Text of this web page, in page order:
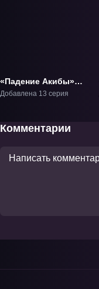
«Падение Акибы»
ТВ-1
Добавлена 13 серия
Комментарии